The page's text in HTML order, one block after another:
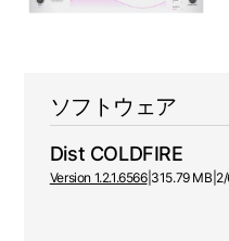
ソフトウェア
Dist COLDFIRE
Version 1.2.1.6566| 315.79 MB